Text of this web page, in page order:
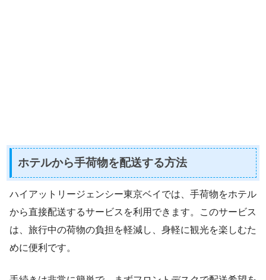
ホテルから手荷物を配送する方法
ハイアットリージェンシー東京ベイでは、手荷物をホテル
から直接配送するサービスを利用できます。このサービス
は、旅行中の荷物の負担を軽減し、身軽に観光を楽しむた
めに便利です。